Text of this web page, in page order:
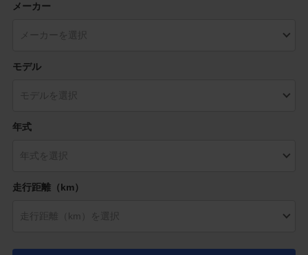
メーカー
モデル
年式
走行距離（km）